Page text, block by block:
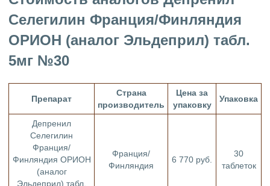
Селегилин Франция/Финляндия
ОРИОН (аналог Эльдеприл) табл.
5мг №30
Препарат
Страна
производитель
Цена за
упаковку
Упаковка
Депренил
Селегилин
Франция/
Финляндия ОРИОН
(аналог
Эльдеприл) табл.
Франция/
Финляндия
6 770 руб.
30
таблеток